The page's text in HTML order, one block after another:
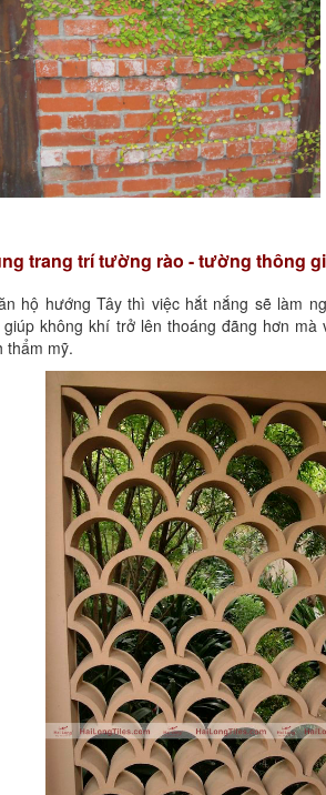
trang trí tường rào - tường thông
hộ hướng Tây thì việc hắt nắng sẽ làm
không khí trở lên thoáng đãng hơn
thẩm mỹ.